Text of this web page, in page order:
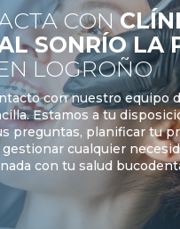
CON
SONRÍO LA
LOGROÑO
con nuestro equipo
Estamos a tu
preguntas, planificar tu
cualquier
con tu salud